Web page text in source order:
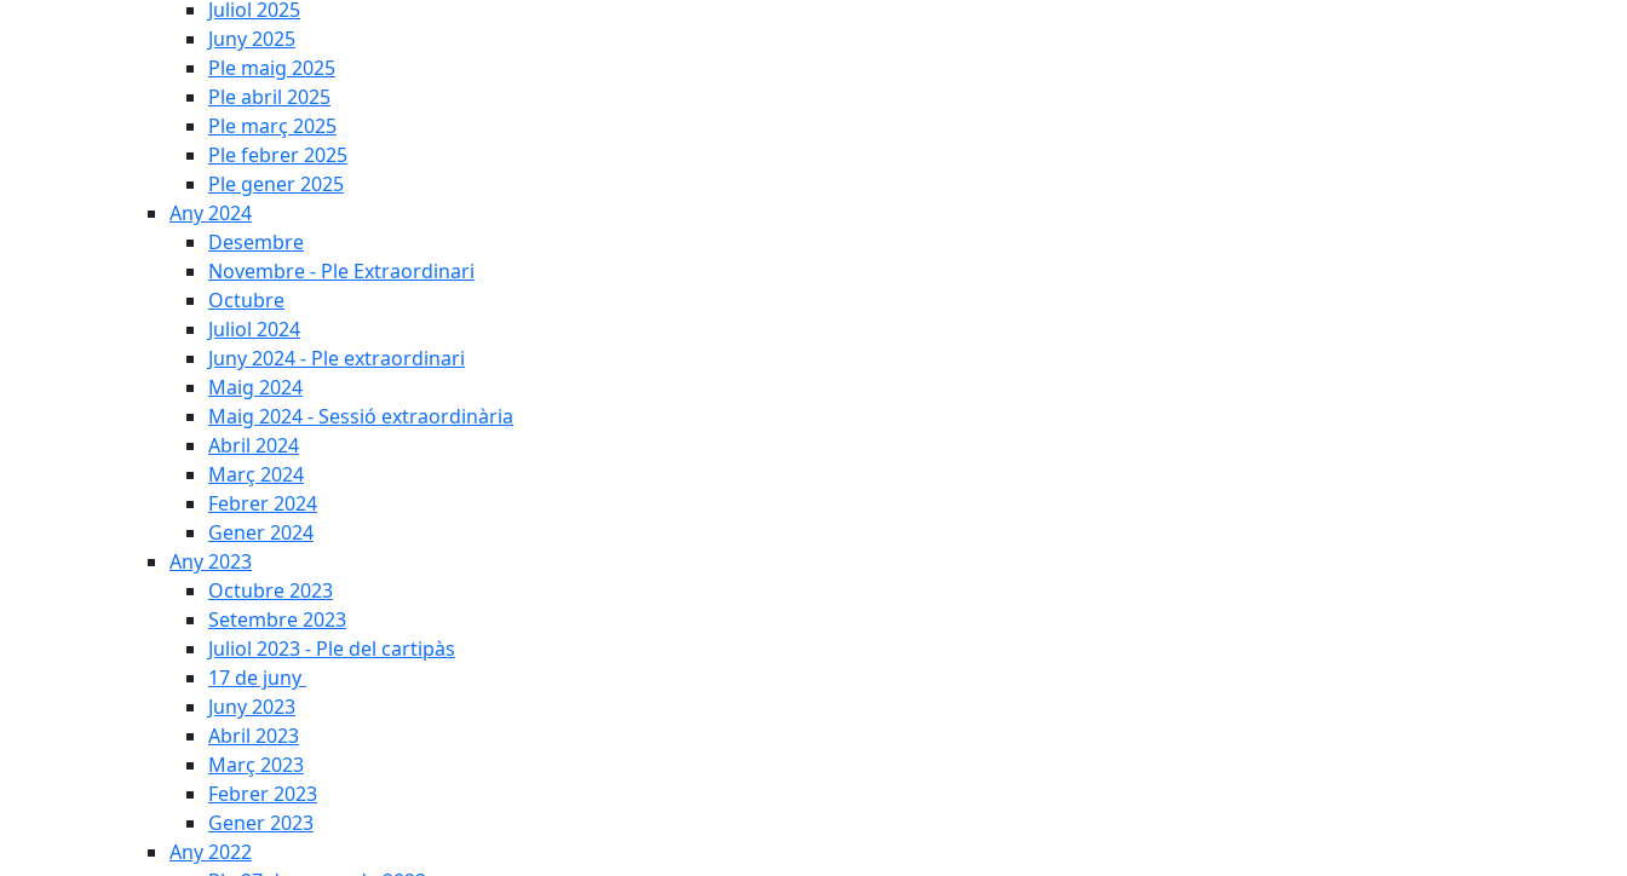
Juliol 2025
Juny 2025
Ple maig 2025
Ple abril 2025
Ple març 2025
Ple febrer 2025
Ple gener 2025
Any 2024
Desembre
Novembre - Ple Extraordinari
Octubre
Juliol 2024
Juny 2024 - Ple extraordinari
Maig 2024
Maig 2024 - Sessió extraordinària
Abril 2024
Març 2024
Febrer 2024
Gener 2024
Any 2023
Octubre 2023
Setembre 2023
Juliol 2023 - Ple del cartipàs
17 de juny
Juny 2023
Abril 2023
Març 2023
Febrer 2023
Gener 2023
Any 2022